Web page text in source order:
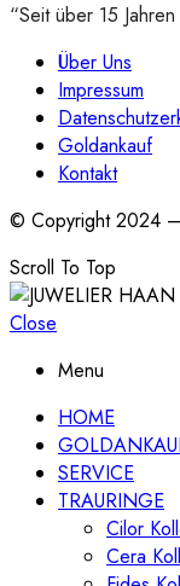
“Seit über 15
Über Uns
Impressum
Goldankauf
Kontakt
© Copyright 2024
Scroll To Top
Close
Menu
HOME
SERVICE
TRAURINGE
Cilor
Cera